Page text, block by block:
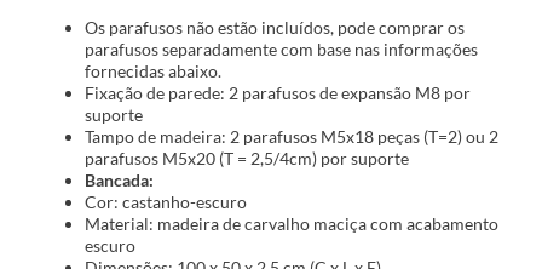
Os parafusos não estão incluídos, pode comprar os
parafusos separadamente com base nas informações
fornecidas abaixo.
Fixação de parede: 2 parafusos de expansão M8 por
suporte
Tampo de madeira: 2 parafusos M5x18 peças (T=2) ou 2
parafusos M5x20 (T = 2,5/4cm) por suporte
Bancada:
Cor: castanho-escuro
Material: madeira de carvalho maciça com acabamento
escuro